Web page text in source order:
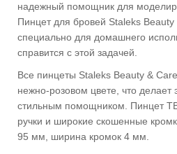
надежный помощник для
Пинцет для бровей Staleks
специально для домашнего
справится с этой задачей.
Все пинцеты Staleks Beauty &
нежно-розовом цвете, что делает
стильным помощником. Пинцет
ручки и широкие скошенные
95 мм, ширина кромок 4 мм.